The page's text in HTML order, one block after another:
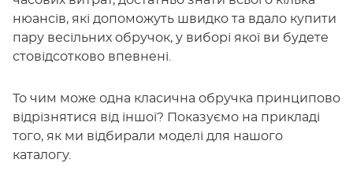
нюансів, які допоможуть швидко та вдало купити
пару весільних обручок, у виборі якої ви будете
стовідсотково впевнені.
То чим може одна класична обручка принципово
відрізнятися від іншої? Показуємо на прикладі
того, як ми відбирали моделі для нашого
каталогу.